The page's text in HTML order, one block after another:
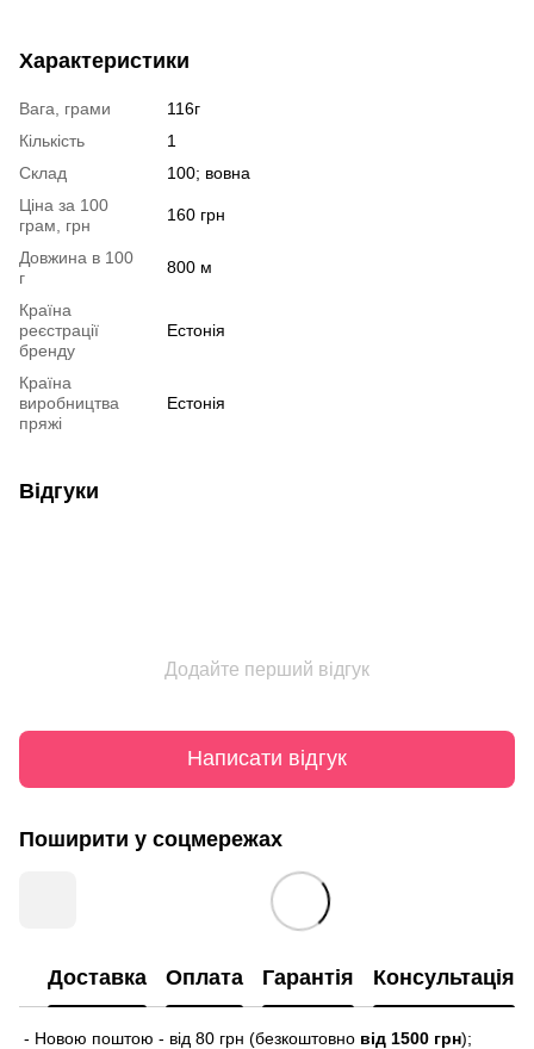
Характеристики
Вага, грами
116г
Кількість
1
Склад
100; вовна
Ціна за 100
грам, грн
160 грн
Довжина в 100
г
800 м
Країна
реєстрації
бренду
Естонія
Країна
виробництва
пряжі
Естонія
Відгуки
Додайте перший відгук
Написати відгук
Поширити у соцмережах
Доставка Оплата Гарантія Консультація
- Новою поштою - від 80 грн (безкоштовно від 1500 грн);